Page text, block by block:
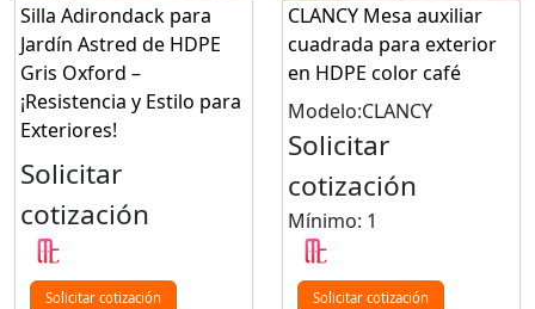
Silla Adirondack para
Jardín Astred de HDPE
Gris Oxford –
¡Resistencia y Estilo para
Exteriores!
Solicitar
cotización
Solicitar cotización
CLANCY Mesa auxiliar
cuadrada para exterior
en HDPE color café
Modelo:CLANCY
Solicitar
cotización
Mínimo: 1
Solicitar cotización